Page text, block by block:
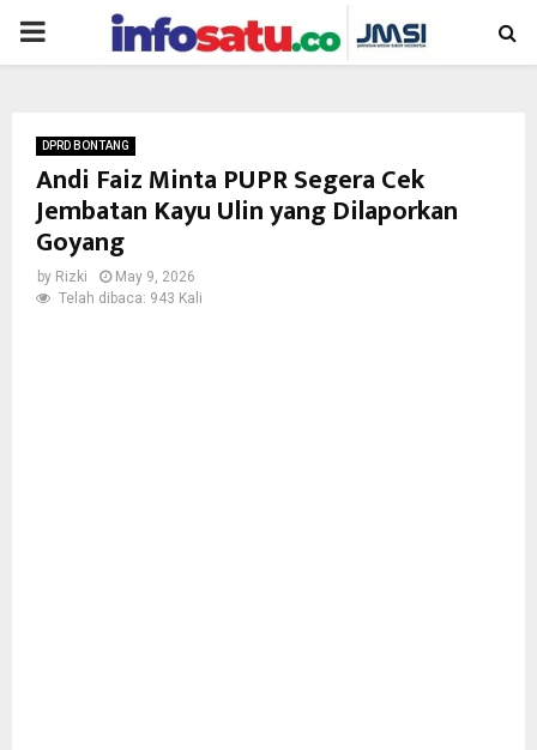
PRIMARY
DPRD BONTANG
Andi Faiz Minta PUPR Segera Cek
Jembatan Kayu Ulin yang Dilaporkan
Goyang
by Rizki
May 9, 2026
Telah dibaca: 943 Kali